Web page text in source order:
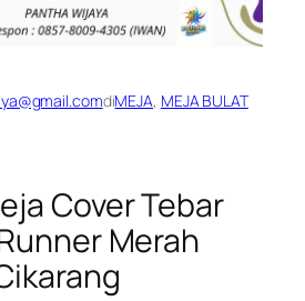
diMEJA, MEJA BULAT
Cover Tebar
Merah